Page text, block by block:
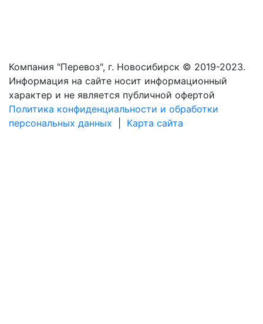
Компания "Перевоз", г. Новосибирск © 2019-2023.
Информация на сайте носит информационный
характер и не является публичной офертой
Политика конфиденциальности и обработки
персональных данных
Карта сайта